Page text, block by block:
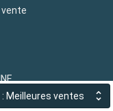
: Meilleures ventes
personnelles